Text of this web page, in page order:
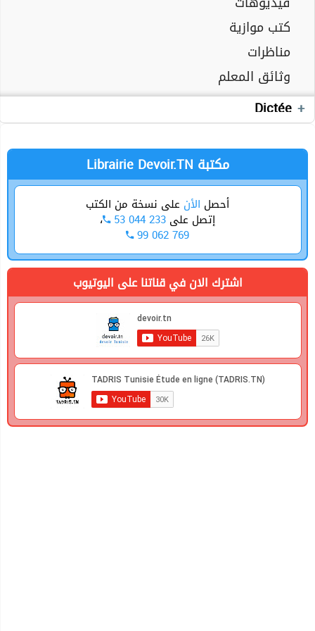
كتب موازية
مناظرات
وثائق المعلم
Dictée
Devoirs
الجغرافيا
تقييمات
دروس
وثائق المعلم
Production écrite
Cours
Devoirs
Exercices
Librairie Devoir.TN مكتبة
أحصل الأن على نسخة من الكتب
إتصل على 53 044 233 ،
99 062 769
اشترك الان في قناتنا على اليوتيوب